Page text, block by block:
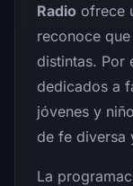
Radio ofrece
reconoce
distintas. Por
dedicados a
jóvenes y
de fe diversa
La